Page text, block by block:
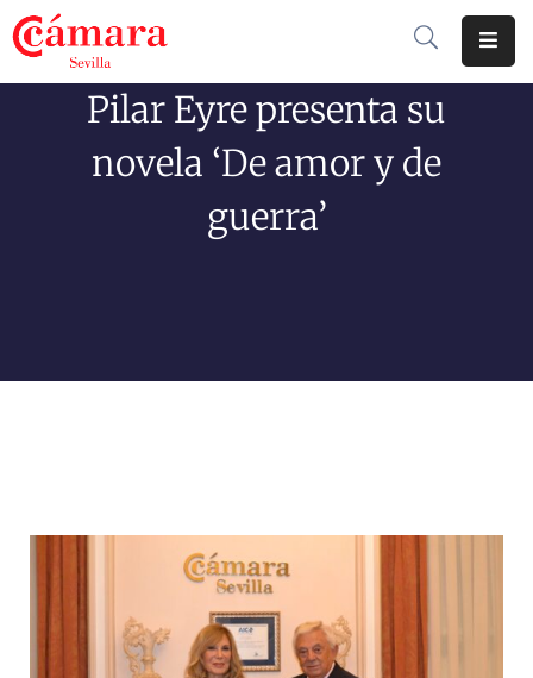
Comercio
Pilar Eyre presenta su
novela ‘De amor y de
guerra’